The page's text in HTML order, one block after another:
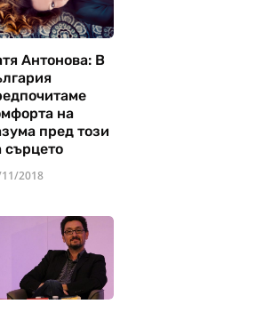
Антонова: В
на
пред този
сърцето
2018